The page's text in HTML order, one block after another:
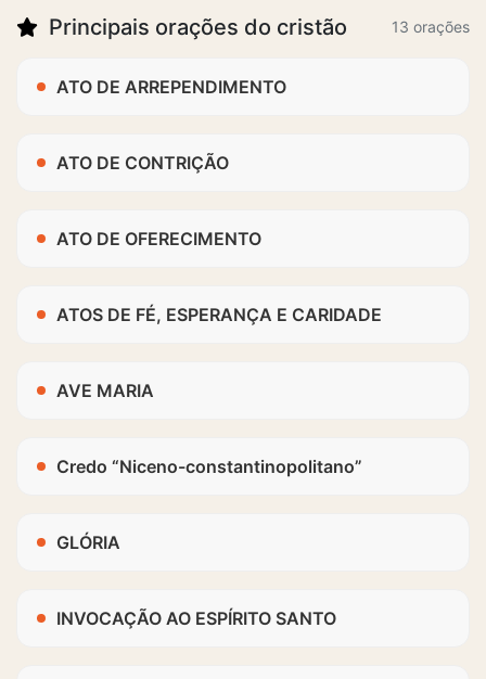
Principais orações do cristão 13 orações
ATO DE ARREPENDIMENTO
ATO DE CONTRIÇÃO
ATO DE OFERECIMENTO
ATOS DE FÉ, ESPERANÇA E CARIDADE
AVE MARIA
Credo “Niceno-constantinopolitano”
GLÓRIA
INVOCAÇÃO AO ESPÍRITO SANTO